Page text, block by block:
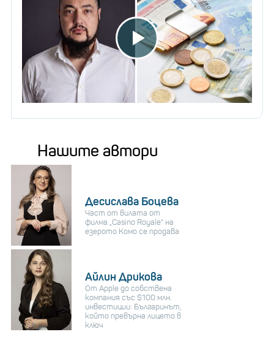
Нашите автори
Десислава Боцева
Част от вилата от
филма „Casino Royale“ на
езерото Комо се продава
Айлин Дрикова
От Apple до собствена
компания със $100 млн.
инвестиции: Българинът,
който превърна лицето в
ключ